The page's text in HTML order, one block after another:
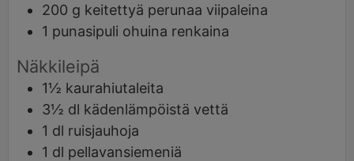
200 g keitettyä perunaa viipaleina
1 punasipuli ohuina renkaina
Näkkileipä
1½ kaurahiutaleita
3½ dl kädenlämpöistä vettä
1 dl ruisjauhoja
1 dl pellavansiemeniä